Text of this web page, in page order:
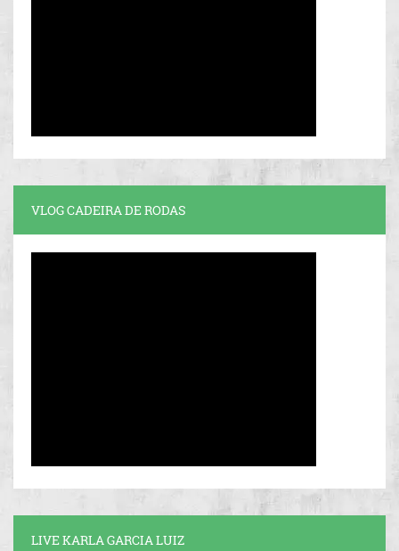
VLOG CADEIRA DE RODAS
LIVE KARLA GARCIA LUIZ